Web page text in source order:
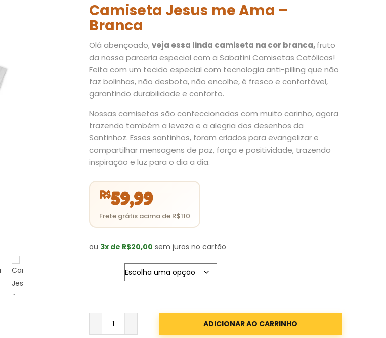
Camiseta Jesus me Ama –
Branca
Olá abençoado,veja essa linda camiseta na cor branca,fruto
da nossa parceria especial com a Sabatini Camisetas Católicas!
Feita com um tecido especial com tecnologia anti-pilling que não
faz bolinhas, não desbota, não encolhe, é fresco e confortável,
garantindo durabilidade e conforto.
Nossas camisetas são confeccionadas com muito carinho, agora
trazendo também a leveza e a alegria dos desenhos da
Santinhoz. Esses santinhos, foram criados para evangelizar e
compartilhar mensagens de paz, força e positividade, trazendo
inspiração e luz para o dia a dia.
R$59,99
ou 3x de R$20,00 sem juros no cartão
Camiseta
Jesus
ADICIONAR AO CARRINHO